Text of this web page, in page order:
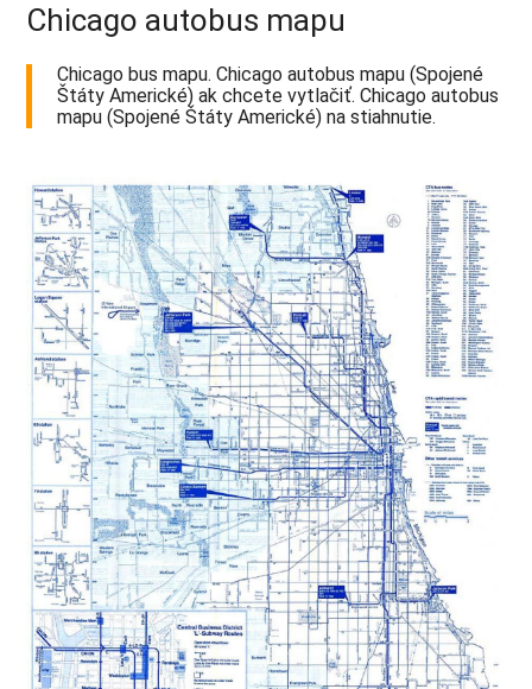
Chicago autobus mapu
Chicago bus mapu. Chicago autobus mapu (Spojené
Štáty Americké) ak chcete vytlačiť. Chicago autobus
mapu (Spojené Štáty Americké) na stiahnutie.